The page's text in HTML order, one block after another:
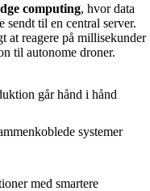
computing, hvor data
til en central server.
at reagere på millisekunder
til autonome droner.
går hånd i hånd
systemer
med smartere